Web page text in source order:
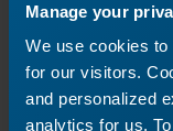
Manage your
We use cookies to
for our visitors.
and personalized
analytics for us.